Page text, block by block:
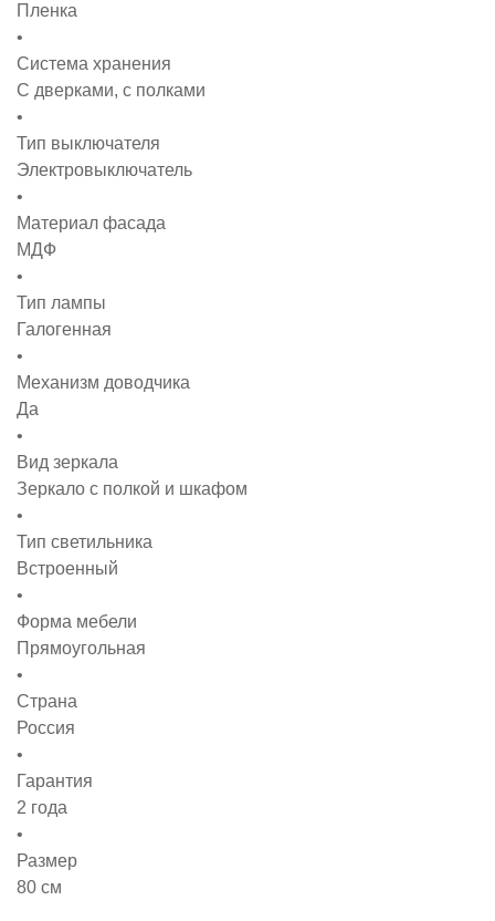
Пленка
Система хранения
С дверками, с полками
Тип выключателя
Электровыключатель
Материал фасада
МДФ
Тип лампы
Галогенная
Механизм доводчика
Да
Вид зеркала
Зеркало с полкой и шкафом
Тип светильника
Встроенный
Форма мебели
Прямоугольная
Страна
Россия
Гарантия
2 года
Размер
80 см